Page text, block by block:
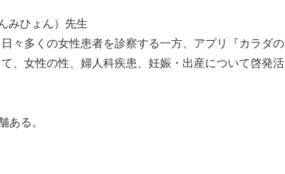
みひょん）先生
々多くの女性患者を診察する一方、アプリ『カラダの
、女性の性、婦人科疾患、妊娠・出産について啓発活
ある。